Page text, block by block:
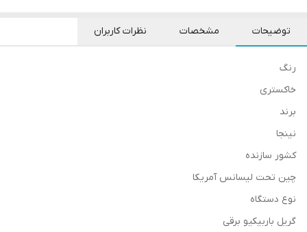
توضیحات مشخصات نظرات کاربران
رنگ
خاکستری
برند
نینجا
کشور سازنده
چین تحت لیسانس آمریکا
نوع دستگاه
گریل باربیکیو برقی